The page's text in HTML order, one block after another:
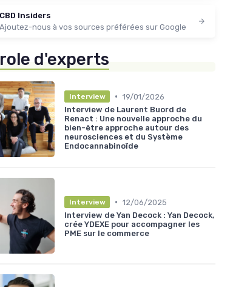
CBD Insiders
Ajoutez-nous à vos sources préférées sur Google
d'experts
Interview • 19/01/2026
Interview de Laurent Buord de
Renact : Une nouvelle approche du
bien-être approche autour des
neurosciences et du Système
Endocannabinoïde
Interview • 12/06/2025
Interview de Yan Decock : Yan Decock,
crée YDEXE pour accompagner les
PME sur le commerce